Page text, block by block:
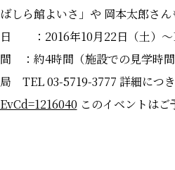
ばしら館よいさ」や 岡本太郎さ
日 ：2016年10月22日（土）～
間 ：約4時間（施設での見学時
局 TEL 03-5719-3777 詳細につ
EvCd=1216040 このイベントは